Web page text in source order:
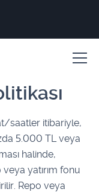
saatler itibariyle,
5.000 TL veya
halinde,
yatırım fonu
Repo veya